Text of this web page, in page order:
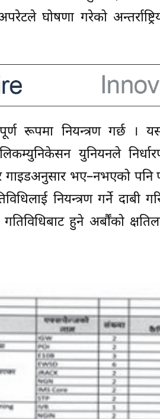
घोषणा गरेको अन्तर्राष्ट्रिय
रूपमा नियन्त्रण गर्छ ।
युनियनले
भए–नभएको पनि
नियन्त्रण गर्ने दाबी
हुने अर्बौंको